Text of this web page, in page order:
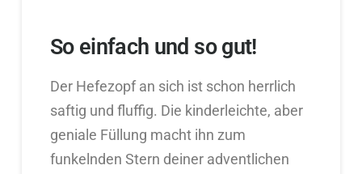
So einfach und so gut!
Der Hefezopf an sich ist schon herrlich
saftig und fluffig. Die kinderleichte, aber
geniale Füllung macht ihn zum
funkelnden Stern deiner adventlichen